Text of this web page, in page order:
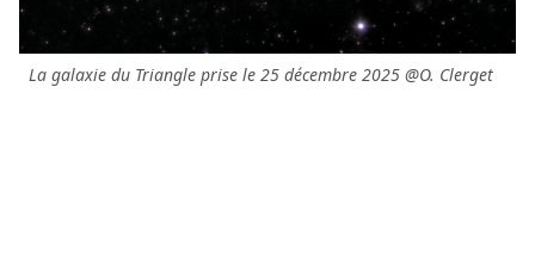
La galaxie du Triangle prise le 25 décembre 2025 @O. Clerget